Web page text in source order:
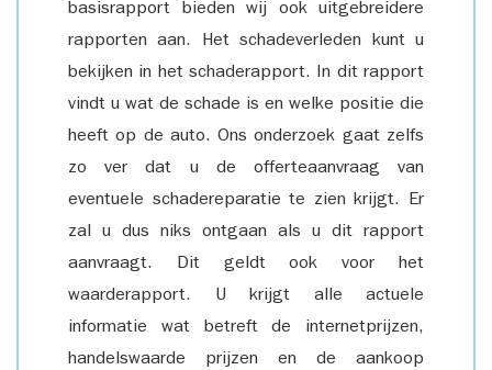
basisrapport bieden wij ook uitgebreidere
rapporten aan. Het schadeverleden kunt u
bekijken in het schaderapport. In dit rapport
vindt u wat de schade is en welke positie die
heeft op de auto. Ons onderzoek gaat zelfs
zo ver dat u de offerteaanvraag van
eventuele schadereparatie te zien krijgt. Er
zal u dus niks ontgaan als u dit rapport
aanvraagt. Dit geldt ook voor het
waarderapport. U krijgt alle actuele
informatie wat betreft de internetprijzen,
handelswaarde prijzen en de aankoop